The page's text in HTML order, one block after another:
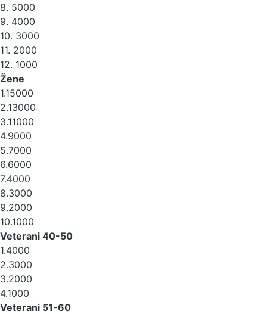
8. 5000
9. 4000
10. 3000
11. 2000
12. 1000
Žene
1.15000
2.13000
3.11000
4.9000
5.7000
6.6000
7.4000
8.3000
9.2000
10.1000
Veterani 40-50
1.4000
2.3000
3.2000
4.1000
Veterani 51-60